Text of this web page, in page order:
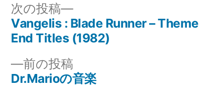
投
ナ
前の投稿
の
Dr.Marioの音楽
次の投稿
次
の
投
Vangelis : Blade Runner – Theme
End Titles (1982)